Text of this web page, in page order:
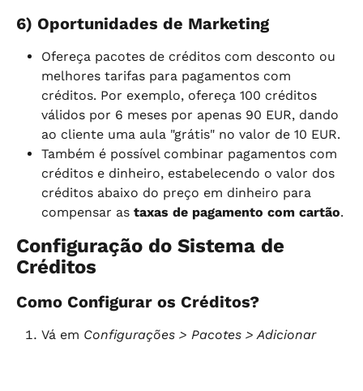
6) Oportunidades de Marketing
Ofereça pacotes de créditos com desconto ou
melhores tarifas para pagamentos com
créditos. Por exemplo, ofereça 100 créditos
válidos por 6 meses por apenas 90 EUR, dando
ao cliente uma aula "grátis" no valor de 10 EUR.
Também é possível combinar pagamentos com
créditos e dinheiro, estabelecendo o valor dos
créditos abaixo do preço em dinheiro para
compensar as taxas de pagamento com cartão.
Configuração do Sistema de
Créditos
Como Configurar os Créditos?
Vá em Configurações > Pacotes > Adicionar